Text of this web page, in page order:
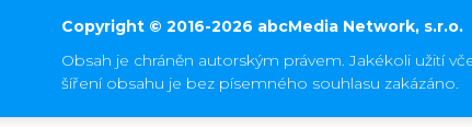
Copyright © 2016-2026 abcMedia Network, s.r.o.
Obsah je chráněn autorským právem. Jakékoli užití
šíření obsahu je bez písemného souhlasu zakázáno.